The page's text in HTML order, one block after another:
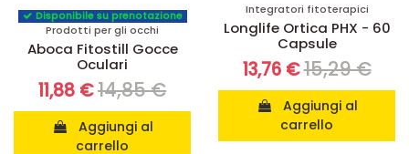
Disponibile su prenotazione
Prodotti per gli occhi
Aboca Fitostill Gocce
Oculari
11,88 €14,85 €
carrello
Integratori fitoterapici
Longlife Ortica PHX - 60
Capsule
13,76 €15,29 €
carrello